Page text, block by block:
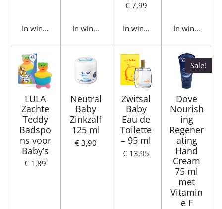
In winkelwagenIn winkelwagen
€ 7,99
In winkelwagenIn
LULA
Zachte
Teddy
Badspo
ns voor
Baby’s
€ 1,89
Neutral
Baby
Zinkzalf
125 ml
€ 3,90
Zwitsal
Baby
Eau de
Toilette
– 95 ml
€ 13,95
Sale!
Dove
Nourish
ing
Regener
ating
Hand
Cream
75 ml
met
Vitamin
e F